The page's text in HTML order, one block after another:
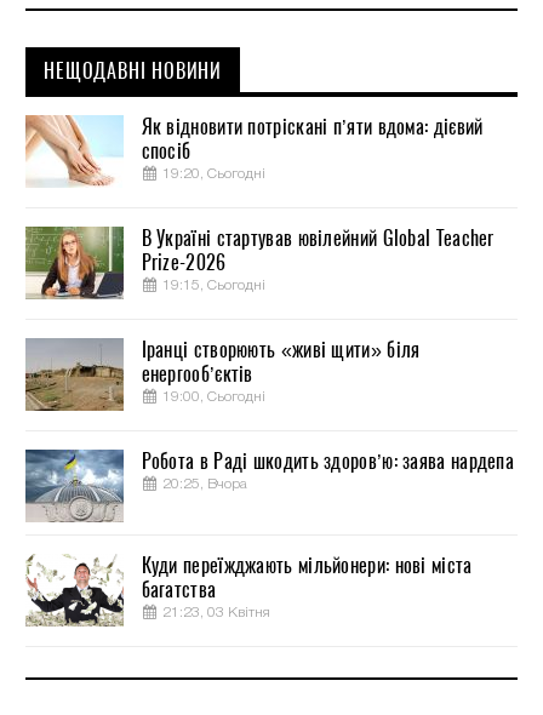
НЕЩОДАВНІ НОВИНИ
Як відновити потріскані п’яти вдома: дієвий
спосіб
19:20, Сьогодні
В Україні стартував ювілейний Global Teacher
Prize-2026
19:15, Сьогодні
Іранці створюють «живі щити» біля
енергооб’єктів
19:00, Сьогодні
Робота в Раді шкодить здоров’ю: заява нардепа
20:25, Вчора
Куди переїжджають мільйонери: нові міста
багатства
21:23, 03 Квітня